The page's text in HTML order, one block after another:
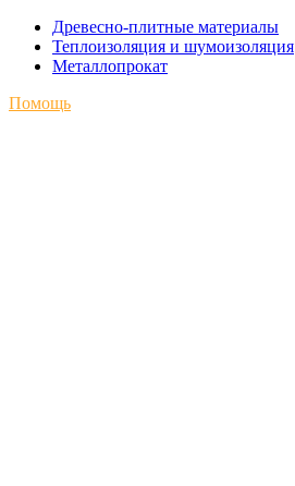
Древесно-плитные материалы
Теплоизоляция и шумоизоляция
Металлопрокат
Помощь